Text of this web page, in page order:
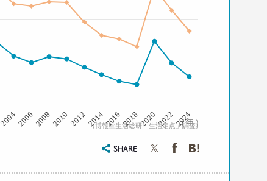
( 年 )
(博報堂生活総研「生活定点」調査)
2004200620082010 2012201420162018202020222024
SHARE